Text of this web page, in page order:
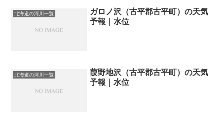
北海道の河川一覧
ガロノ沢（古平郡古平町）の天気
予報｜水位
北海道の河川一覧
葭野地沢（古平郡古平町）の天気
予報｜水位